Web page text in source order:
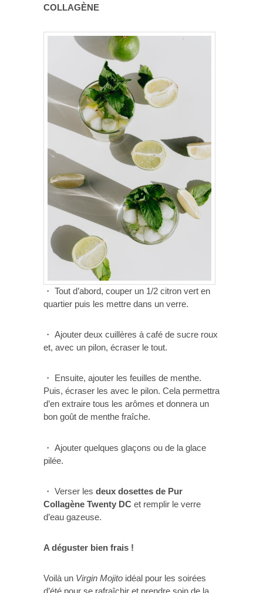
COLLAGÈNE
・ Tout d’abord, couper un 1/2 citron vert en
quartier puis les mettre dans un verre.
・ Ajouter deux cuillères à café de sucre roux
et, avec un pilon, écraser le tout.
・ Ensuite, ajouter les feuilles de menthe.
Puis, écraser les avec le pilon. Cela permettra
d’en extraire tous les arômes et donnera un
bon goût de menthe fraîche.
・ Ajouter quelques glaçons ou de la glace
pilée.
・ Verser les deux dosettes de Pur
Collagène Twenty DC et remplir le verre
d’eau gazeuse.
A déguster bien frais !
Voilà un Virgin Mojito idéal pour les soirées